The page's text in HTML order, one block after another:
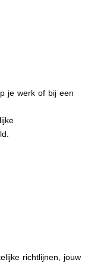
je werk of bij een
richtlijnen, jouw